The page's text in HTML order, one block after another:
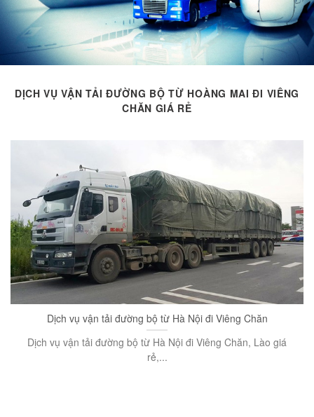
DỊCH VỤ VẬN TẢI ĐƯỜNG BỘ TỪ HOÀNG MAI ĐI VIÊNG
CHĂN GIÁ RẺ
Dịch vụ vận tải đường bộ từ Hà Nội đi Viêng Chăn
Dịch vụ vận tải đường bộ từ Hà Nội đi Viêng Chăn, Lào giá
rẻ,...